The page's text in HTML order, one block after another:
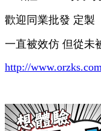
歡迎同業批發 定製
一直被效仿 但從未
http://